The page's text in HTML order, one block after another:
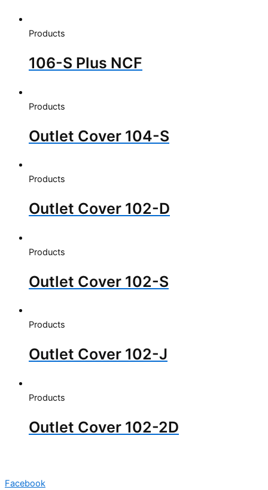
Products
106-S Plus NCF
Products
Outlet Cover 104-S
Products
Outlet Cover 102-D
Products
Outlet Cover 102-S
Products
Outlet Cover 102-J
Products
Outlet Cover 102-2D
Facebook